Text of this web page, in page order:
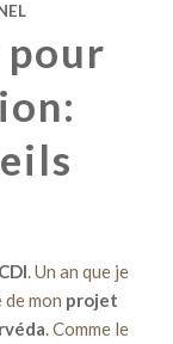
. Un an que je
mon projet
. Comme le